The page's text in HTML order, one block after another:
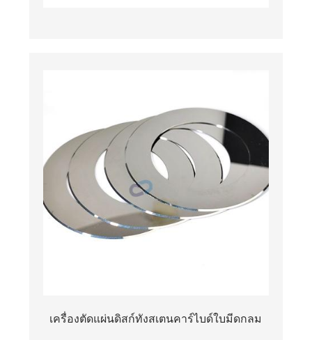
เครื่องตัดแผ่นดิสก์ทังสเตนคาร์ไบด์ใบมีดกลม